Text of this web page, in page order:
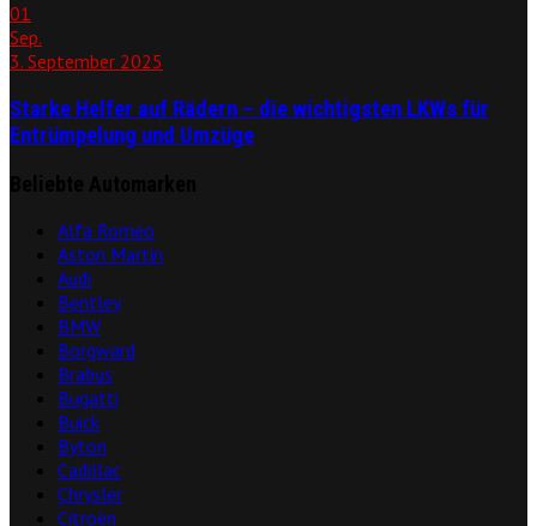
01
Sep.
3. September 2025
Starke Helfer auf Rädern – die wichtigsten LKWs für
Entrümpelung und Umzüge
Alfa Romeo
Aston Martin
Audi
Bentley
BMW
Borgward
Brabus
Bugatti
Buick
Byton
Cadillac
Chrysler
Citroën